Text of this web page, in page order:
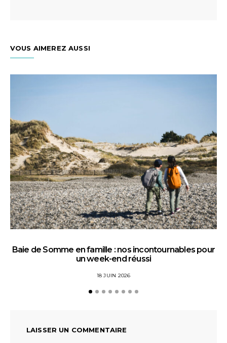
VOUS AIMEREZ AUSSI
Baie de Somme en famille : nos incontournables pour
un week-end réussi
18 JUIN 2026
LAISSER UN COMMENTAIRE